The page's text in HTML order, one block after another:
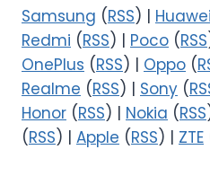
Samsung (RSS) | Huawei
Redmi (RSS) | Poco (RSS
OnePlus (RSS) | Oppo (
Realme (RSS) | Sony (
Honor (RSS) | Nokia (RSS
(RSS) | Apple (RSS) | ZTE